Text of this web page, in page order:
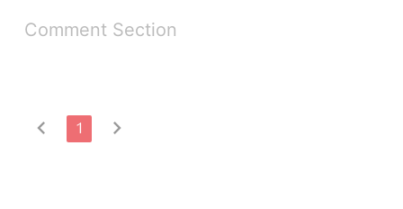
Comment Section
chevron_left 1 chevron_right